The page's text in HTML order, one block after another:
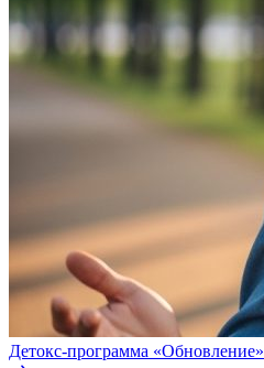
Детокс‑программа «Обновление»